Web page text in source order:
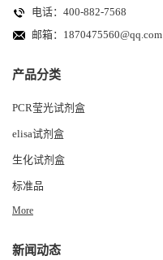
电话：400-882-7568
邮箱： 1870475560@qq.com
产品分类
PCR莹光试剂盒
elisa试剂盒
生化试剂盒
标准品
More
新闻动态